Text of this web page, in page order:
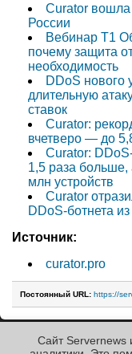
Curator
России
Вебинар T1
почему защита
необходимость
DDoS нового
длительную
ставок
Curator:
вчетверо — до
Curator:
1,5 раза
млн устройств
Curator
DDoS-ботнета
Источник:
curator.pro
Постоянный URL: https://
« Назад к
Сайт Servernews